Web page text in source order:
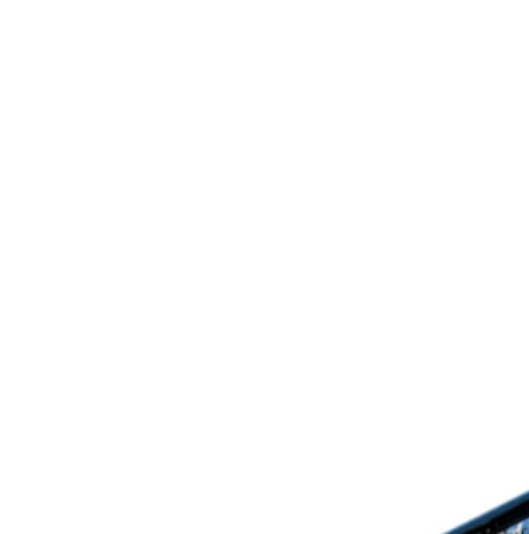
différentes manières, avec
pour étendre et améliorer
Connected, les joueurs
grâce au nouveau système
des personnages, les objets
Pour une expérience de
commencer chaque partie
jouer de manière coopérative,
insider.sternpinball.com/ ou
« Nous sommes ravis que les
franchises les plus
Préparez-vous à plonger dans